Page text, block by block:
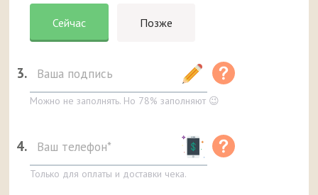
Сейчас Позже
3.
Можно не заполнять. Но 78% заполняют 😉
4.
Только для оплаты и доставки чека.